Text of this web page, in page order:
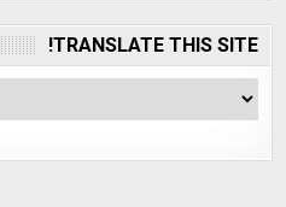
TRANSLATE THIS SITE!